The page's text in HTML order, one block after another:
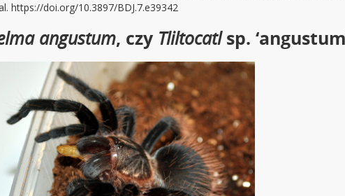
https://doi.org/10.3897/BDJ.7.e39342
angustum, czy Tliltocatlsp.